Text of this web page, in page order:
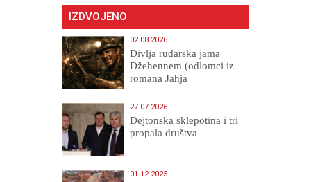
IZDVOJENO
02.08.2026
Divlja rudarska jama
Džehennem (odlomci iz
romana Jahja
27.07.2026
Dejtonska sklepotina i tri
propala društva
01.12.2025